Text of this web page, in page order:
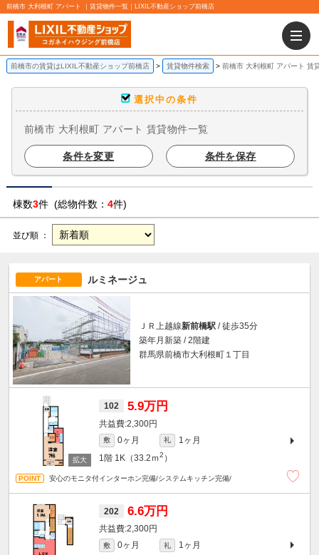
前橋市 大利根町 アパート ｜賃貸物件一覧｜LIXIL不動産ショップ前橋店
前橋市の賃貸はLIXIL不動産ショップ前橋店 賃貸物件検索 前橋市 大利根町 アパート 賃
選択中の条件
前橋市 大利根町 アパート 賃貸物件一覧
条件を変更 条件を保存
棟数3件 (総物件数： 4件)
並び順 ：
アパート ルミネージュ
ＪＲ上越線新前橋駅 / 徒歩35分
築年月新築 / 2階建
群馬県前橋市大利根町１丁目
102 5.9万円
2,300円
敷 0ヶ月 礼
1ヶ月
1階 1K（33.2ｍ2 ）
安心のモニタ付インターホン完備/システムキッチン完備/
202 6.6万円
2,300円
敷 0ヶ月 礼
1ヶ月